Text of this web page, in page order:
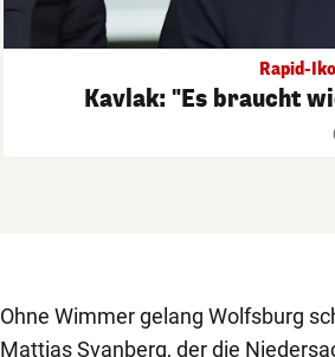
Rapid-
Kavlak: "Es braucht
Ohne Wimmer gelang Wolfsburg
Mattias Svanberg, der die